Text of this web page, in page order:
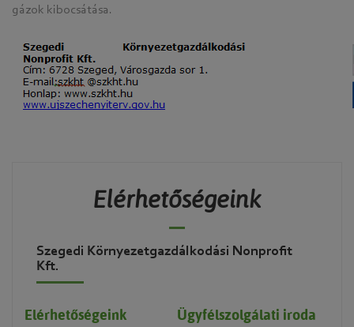
gázok kibocsátása.
Elérhetőségeink
Szegedi Környezetgazdálkodási Nonprofit
Kft.
Elérhetőségeink Ügyfélszolgálati iroda